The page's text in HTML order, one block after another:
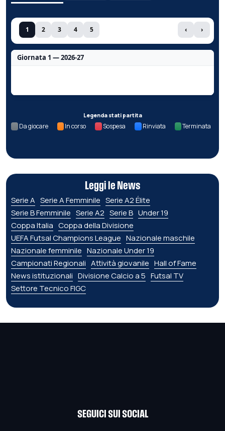
1 2 3 4 5 ‹ ›
Giornata 1 — 2026-27
Legenda stati partita
Da giocare In corso Sospesa Rinviata Terminata
Leggi le News
Serie A Serie A Femminile Serie A2 Élite
Serie B Femminile Serie A2 Serie B Under 19
Coppa Italia Coppa della Divisione
UEFA Futsal Champions League Nazionale maschile
Nazionale femminile Nazionale Under 19
Campionati Regionali Attività giovanile Hall of Fame
News istituzionali Divisione Calcio a 5 Futsal TV
Settore Tecnico FIGC
SEGUICI SUI SOCIAL